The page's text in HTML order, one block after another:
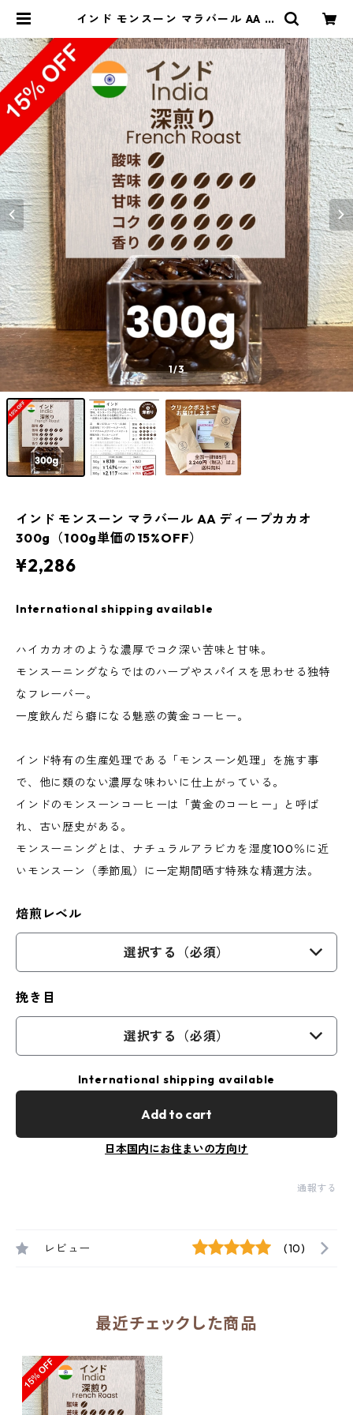
インド モンスーン マラバール AA デ
5%OFF） | 豆丸珈琲
1/3
インド モンスーン マラバール AA ディープカカオ
300g（100g単価の15%OFF）
¥2,286
International shipping available
ハイカカオのような濃厚でコク深い苦味と甘味。
モンスーニングならではのハーブやスパイスを思わせる独特
なフレーバー。
一度飲んだら癖になる魅惑の黄金コーヒー。
インド特有の生産処理である「モンスーン処理」を施す事
で、他に類のない濃厚な味わいに仕上がっている。
インドのモンスーンコーヒーは「黄金のコーヒー」と呼ば
れ、古い歴史がある。
モンスーニングとは、ナチュラルアラビカを湿度100％に近
いモンスーン（季節風）に一定期間晒す特殊な精選方法。
焙煎レベル
選択する（必須）
挽き目
選択する（必須）
International shipping available
Add to cart
日本国内にお住まいの方向け
通報する
レビュー (10)
最近チェックした商品